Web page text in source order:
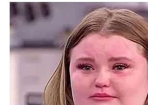
za hranu. Cilj je postići ravnomjerno male
poboljšati teksturu i okus deserta.
Da biste napravili desert, premjestite
u zdjelu za posluživanje. Po vrhu
ukusnu kombinaciju nasjeckane čokolade i
dodatni dašak sofisticiranosti, razmislite o
limunovom koricom.